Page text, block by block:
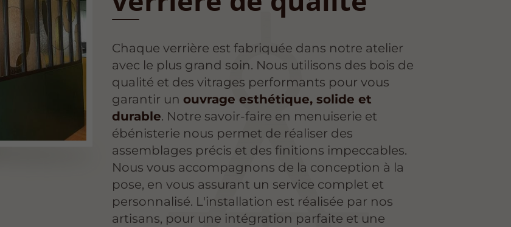
Chaque verrière est fabriquée dans notre atelier
avec le plus grand soin. Nous utilisons des bois de
qualité et des vitrages performants pour vous
garantir un ouvrage esthétique, solide et
durable. Notre savoir-faire en menuiserie et
ébénisterie nous permet de réaliser des
assemblages précis et des finitions impeccables.
Nous vous accompagnons de la conception à la
pose, en vous assurant un service complet et
personnalisé. L'installation est réalisée par nos
artisans, pour une intégration parfaite et une